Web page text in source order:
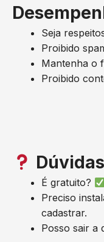
Seja
Proibido
Mantenha o
Proibido
É gratuito?
Preciso
cadastrar.
Posso sair a